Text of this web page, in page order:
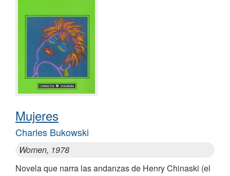
Mujeres
Charles Bukowski
Women, 1978
Novela que narra las andanzas de Henry Chinaski (el